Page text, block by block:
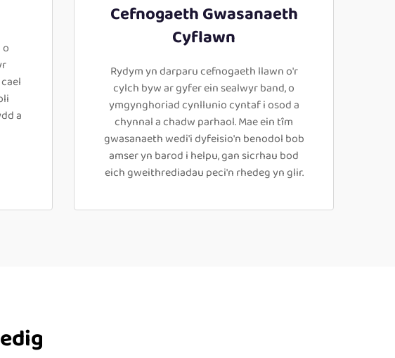
a
Cefnogaeth Gwasanaeth
Cyflawn
Rydym yn darparu cefnogaeth llawn o'r
cylch byw ar gyfer ein sealwyr band, o
ymgynghoriad cynllunio cyntaf i osod a
chynnal a chadw parhaol. Mae ein tîm
gwasanaeth wedi'i dyfeisio'n benodol bob
amser yn barod i helpu, gan sicrhau bod
eich gweithrediadau peci'n rhedeg yn glir.